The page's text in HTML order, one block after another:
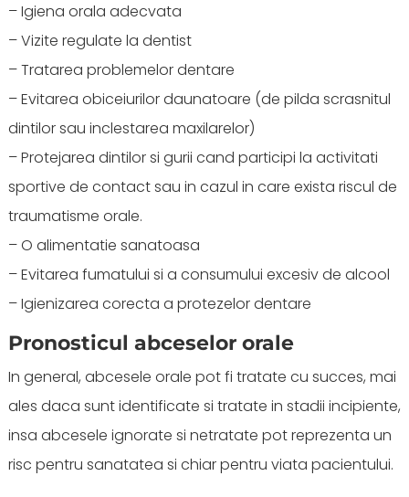
– Igiena orala adecvata
– Vizite regulate la dentist
– Tratarea problemelor dentare
– Evitarea obiceiurilor daunatoare (de pilda scrasnitul
dintilor sau inclestarea maxilarelor)
– Protejarea dintilor si gurii cand participi la activitati
sportive de contact sau in cazul in care exista riscul de
traumatisme orale.
– O alimentatie sanatoasa
– Evitarea fumatului si a consumului excesiv de alcool
– Igienizarea corecta a protezelor dentare
Pronosticul abceselor orale
In general, abcesele orale pot fi tratate cu succes, mai
ales daca sunt identificate si tratate in stadii incipiente,
insa abcesele ignorate si netratate pot reprezenta un
risc pentru sanatatea si chiar pentru viata pacientului.